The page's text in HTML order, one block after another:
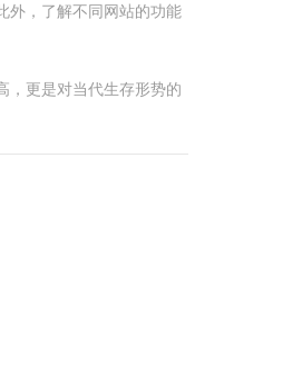
外，了解不同网站的功能
，更是对当代生存形势的